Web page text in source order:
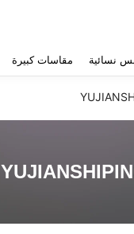
نسائية مقاسات كبيرة